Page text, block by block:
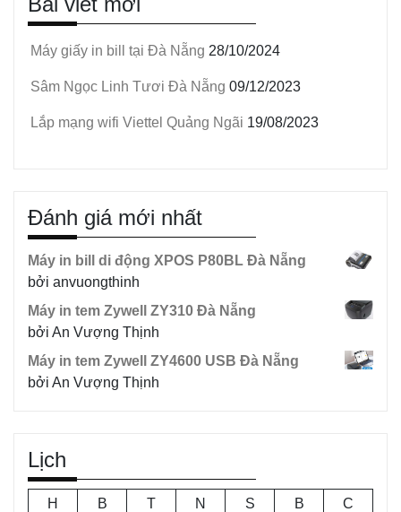
Máy giấy in bill tại Đà Nẵng 28/10/2024
Sâm Ngọc Linh Tươi Đà Nẵng 09/12/2023
Lắp mạng wifi Viettel Quảng Ngãi 19/08/2023
Đánh giá mới nhất
Máy in bill di động XPOS P80BL Đà Nẵng
bởi anvuongthinh
Máy in tem Zywell ZY310 Đà Nẵng
bởi An Vượng Thịnh
Máy in tem Zywell ZY4600 USB Đà Nẵng
bởi An Vượng Thịnh
Lịch
H B T N S B
C